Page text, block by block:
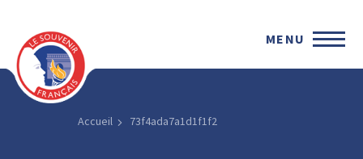
MENU
Accueil 73f4ada7a1d1f1f2